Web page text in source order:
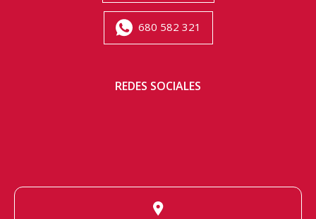
680 582 321
REDES SOCIALES